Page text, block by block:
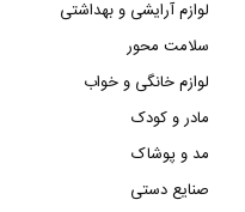
لوازم آرایشی و بهداشتی
سلامت محور
لوازم خانگی و خواب
مادر و کودک
مد و پوشاک
صنایع دستی